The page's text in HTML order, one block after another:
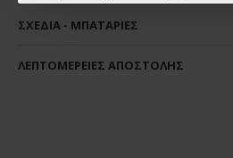
ΣΧΈΔΙΑ - ΜΠΑΤΑΡΊΕΣ
ΛΕΠΤΟΜΈΡΕΙΕΣ ΑΠΟΣΤΟΛΉΣ